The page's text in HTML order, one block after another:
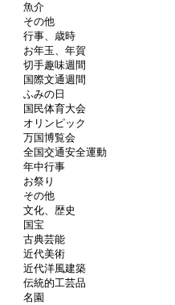
魚介
その他
行事、歳時
お年玉、年賀
切手趣味週間
国際文通週間
ふみの日
国民体育大会
オリンピック
万国博覧会
全国交通安全運動
年中行事
お祭り
その他
文化、歴史
国宝
古典芸能
近代美術
近代洋風建築
伝統的工芸品
名園